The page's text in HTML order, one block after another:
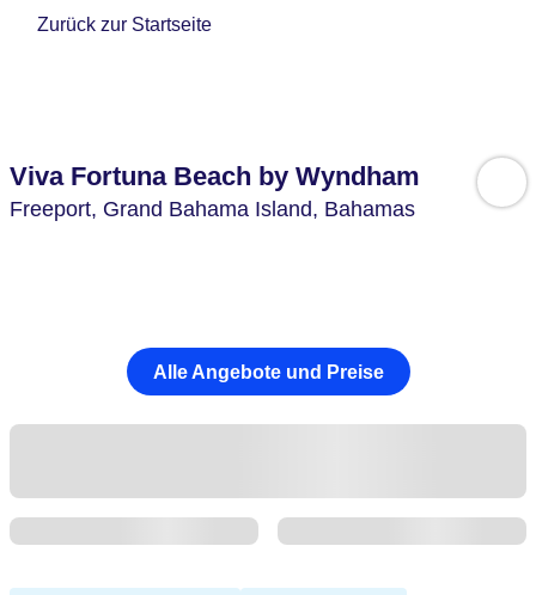
Zurück zur Startseite
Viva Fortuna Beach by Wyndham
Freeport, Grand Bahama Island, Bahamas
Alle Angebote und Preise